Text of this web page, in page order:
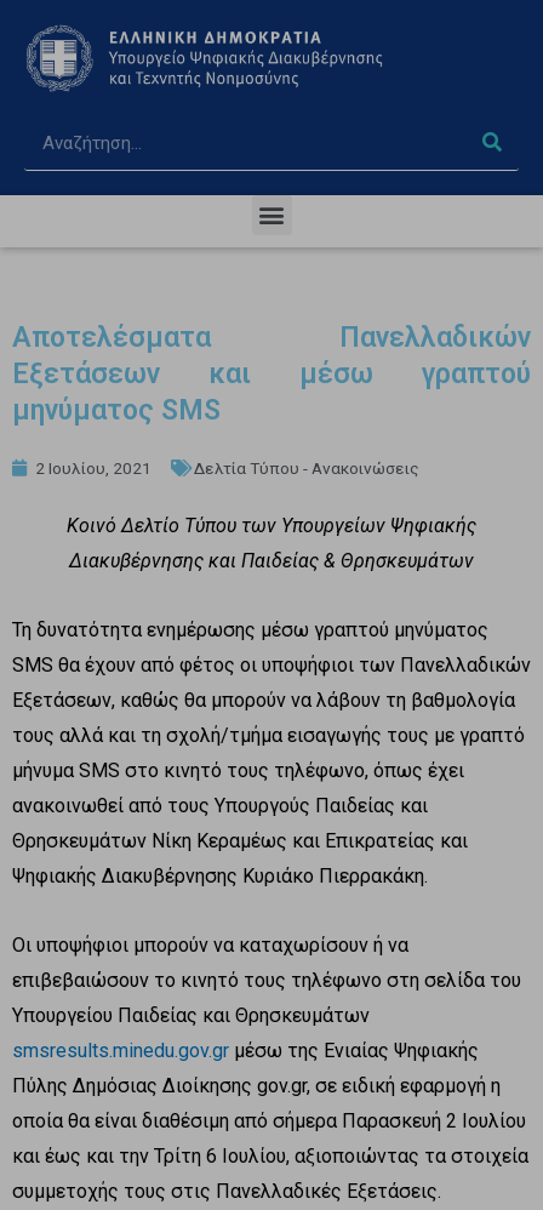
Αποτελέσματα Πανελλαδικών
Εξετάσεων και μέσω γραπτού
μηνύματος SMS
2 Ιουλίου, 2021 Δελτία Τύπου - Ανακοινώσεις
Κοινό Δελτίο Τύπου των Υπουργείων Ψηφιακής
Διακυβέρνησης και Παιδείας & Θρησκευμάτων
Τη δυνατότητα ενημέρωσης μέσω γραπτού μηνύματος
SMS θα έχουν από φέτος οι υποψήφιοι των Πανελλαδικών
Εξετάσεων, καθώς θα μπορούν να λάβουν τη βαθμολογία
τους αλλά και τη σχολή/τμήμα εισαγωγής τους με γραπτό
μήνυμα SMS στο κινητό τους τηλέφωνο, όπως έχει
ανακοινωθεί από τους Υπουργούς Παιδείας και
Θρησκευμάτων Νίκη Κεραμέως και Επικρατείας και
Ψηφιακής Διακυβέρνησης Κυριάκο Πιερρακάκη.
Οι υποψήφιοι μπορούν να καταχωρίσουν ή να
επιβεβαιώσουν το κινητό τους τηλέφωνο στη σελίδα του
Υπουργείου Παιδείας και Θρησκευμάτων
smsresults.minedu.gov.gr μέσω της Ενιαίας Ψηφιακής
Πύλης Δημόσιας Διοίκησης gov.gr, σε ειδική εφαρμογή η
οποία θα είναι διαθέσιμη από σήμερα Παρασκευή 2 Ιουλίου
και έως και την Τρίτη 6 Ιουλίου, αξιοποιώντας τα στοιχεία
συμμετοχής τους στις Πανελλαδικές Εξετάσεις.